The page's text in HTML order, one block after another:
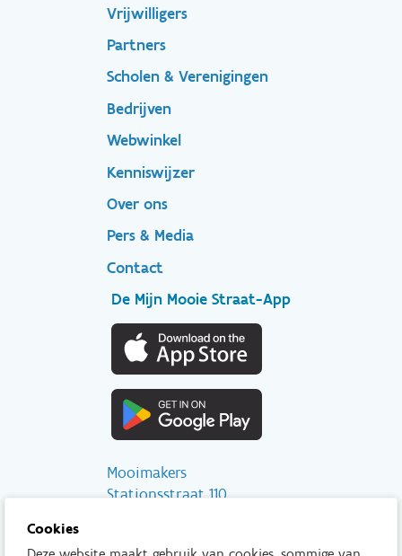
Footer-
menu
Vrijwilligers
Partners
Scholen & Verenigingen
Bedrijven
Footer
secondary
Webwinkel
Kenniswijzer
Over ons
Pers & Media
Contact
De Mijn Mooie Straat-App
Mooimakers
Stationsstraat 110
Cookies